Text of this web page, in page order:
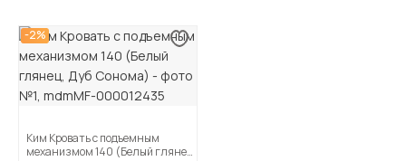
-2%
Ким Кровать с подъемным
механизмом 140 (Белый глянец,